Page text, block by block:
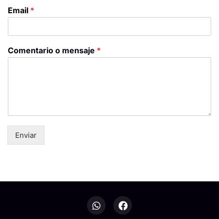
Email *
Comentario o mensaje *
Enviar